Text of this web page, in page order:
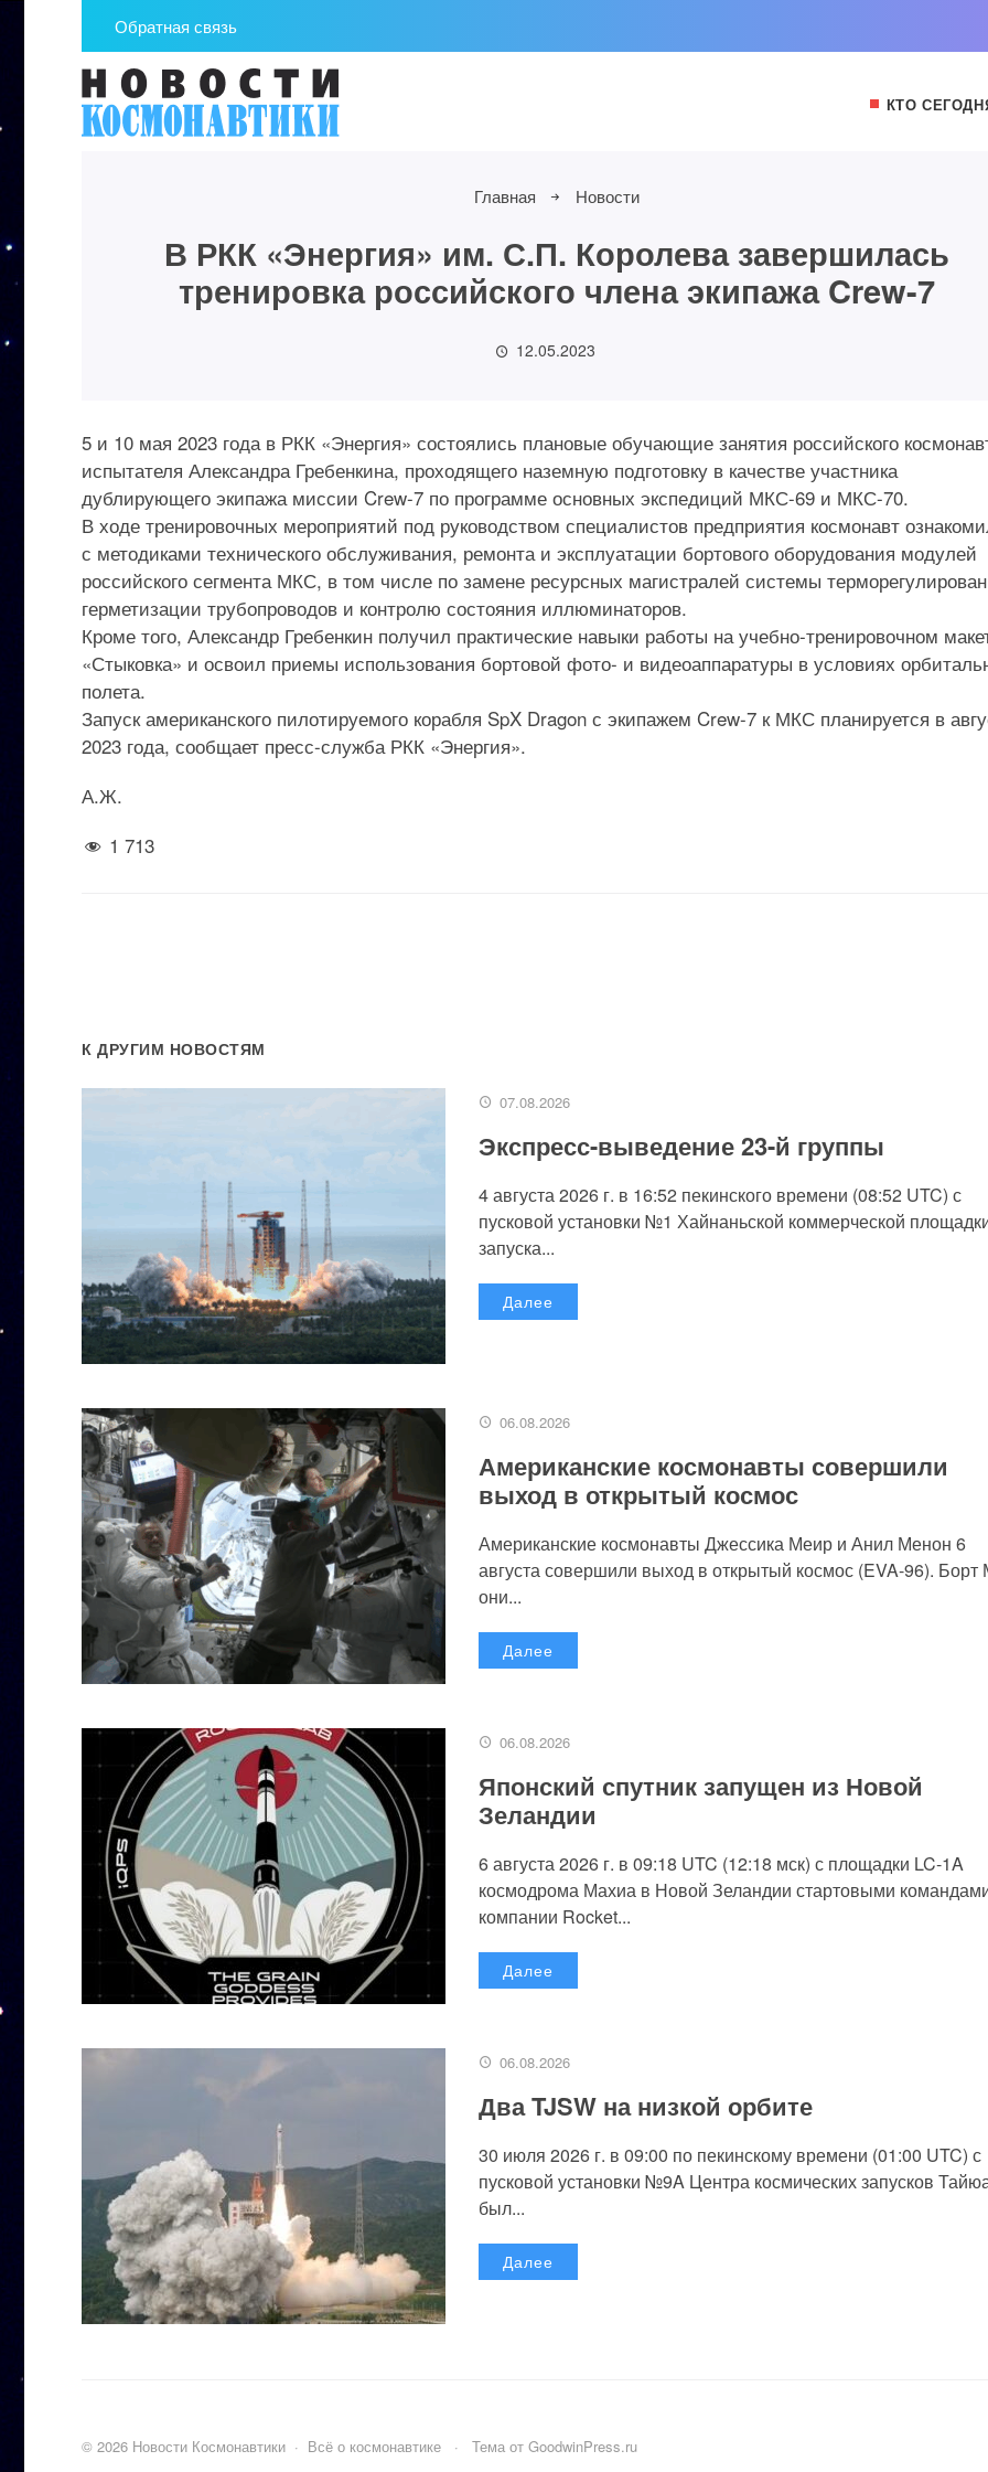
Обратная связь
КТО
Главная Новости
В РКК «Энергия» им. С.П. Королева завершилась
тренировка российского члена экипажа Crew-7
12.05.2023
5 и 10 мая 2023 года в РКК «Энергия» состоялись плановые обучающие занятия российского
испытателя Александра Гребенкина, проходящего наземную подготовку в качестве участника
дублирующего экипажа миссии Crew-7 по программе основных экспедиций МКС-69 и МКС-70.
В ходе тренировочных мероприятий под руководством специалистов предприятия космонавт
с методиками технического обслуживания, ремонта и эксплуатации бортового оборудования модулей
российского сегмента МКС, в том числе по замене ресурсных магистралей системы
герметизации трубопроводов и контролю состояния иллюминаторов.
Кроме того, Александр Гребенкин получил практические навыки работы на учебно-тренировочном
«Стыковка» и освоил приемы использования бортовой фото- и видеоаппаратуры в условиях
полета.
Запуск американского пилотируемого корабля SpX Dragon с экипажем Crew-7 к МКС планируется в
2023 года, сообщает пресс-служба РКК «Энергия».
А.Ж.
1 713
К ДРУГИМ НОВОСТЯМ
07.08.2026
Экспресс-выведение 23-й группы
4 августа 2026 г. в 16:52 пекинского времени (08:52 UTC) с
пусковой установки №1 Хайнаньской коммерческой
запуска...
Далее
06.08.2026
Американские космонавты совершили
выход в открытый космос
Американские космонавты Джессика Меир и Анил Менон 6
августа совершили выход в открытый космос (EVA-96).
они...
Далее
06.08.2026
Японский спутник запущен из Новой
Зеландии
6 августа 2026 г. в 09:18 UTC (12:18 мск) с площадки LC-1A
космодрома Махиа в Новой Зеландии стартовыми
компании Rocket...
Далее
06.08.2026
Два TJSW на низкой орбите
30 июля 2026 г. в 09:00 по пекинскому времени (01:00 UTC) с
пусковой установки №9A Центра космических запусков
был...
Далее
© 2026 Новости Космонавтики · Всё о космонавтике · Тема от GoodwinPress.ru